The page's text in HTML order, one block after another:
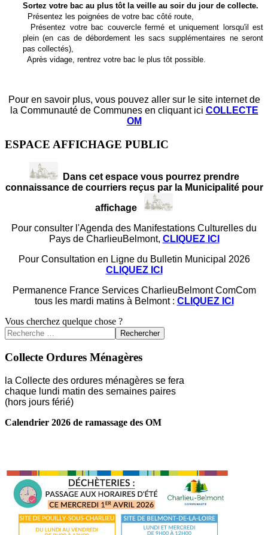
Sortez votre bac au plus tôt la veille au soir du jour de collecte.
Présentez les poignées de votre bac côté route,
Présentez votre bac couvercle fermé et uniquement lorsqu'il est
plein (en cas de débordement les sacs supplémentaires ne seront
pas collectés),
Après vidage, rentrez votre bac le plus tôt possible.
Pour en savoir plus, vous pouvez aller sur le site internet de
la Communauté de Communes en cliquant ici COLLECTE
OM
ESPACE AFFICHAGE PUBLIC
Dans cet espace vous pourrez prendre
connaissance de courriers reçus par la Municipalité pour
affichage
Pour consulter l'Agenda des Manifestations Culturelles du
Pays de CharlieuBelmont, CLIQUEZ ICI
Pour Consultation en Ligne du Bulletin Municipal 2026
CLIQUEZ ICI
Permanence France Services CharlieuBelmont ComCom
tous les mardi matins à Belmont : CLIQUEZ ICI
Vous cherchez quelque chose ?
Rechercher
Collecte Ordures Ménagères
la Collecte des ordures ménagères se fera
chaque lundi matin des semaines paires
(hors jours férié)
Calendrier 2026 de ramassage des OM